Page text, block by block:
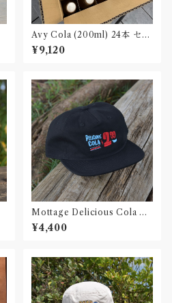
Avy Cola (200ml) 24本 セッ
ト
¥9,120
Mottage Delicious Cola キ
ャンバス 5パネルキャップ
¥4,400